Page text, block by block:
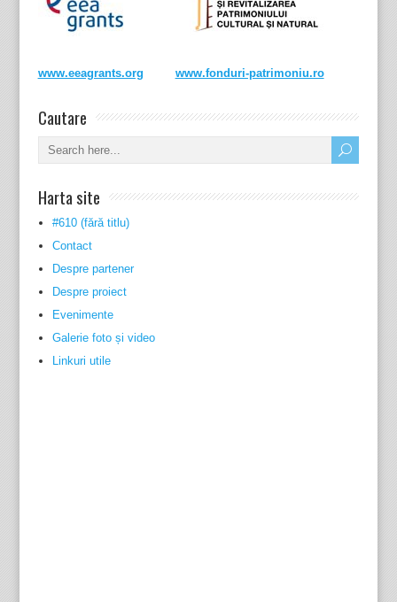
www.eeagrants.org www.fonduri-patrimoniu.ro
Cautare
Harta site
#610 (fără titlu)
Contact
Despre partener
Despre proiect
Evenimente
Galerie foto și video
Linkuri utile